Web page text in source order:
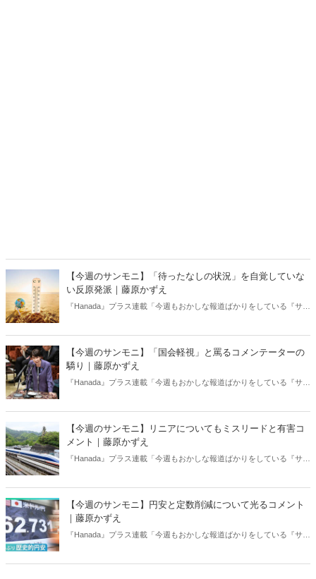
【今週のサンモニ】「待ったなしの状況」を自覚していな
い反原発派｜藤原かずえ
『Hanada』プラス連載「今週もおかしな報道ばかりをしている『サン
【今週のサンモニ】「国会軽視」と罵るコメンテーターの
驕り｜藤原かずえ
『Hanada』プラス連載「今週もおかしな報道ばかりをしている『サン
【今週のサンモニ】リニアについてもミスリードと有害コ
メント｜藤原かずえ
『Hanada』プラス連載「今週もおかしな報道ばかりをしている『サン
【今週のサンモニ】円安と定数削減について光るコメント
｜藤原かずえ
『Hanada』プラス連載「今週もおかしな報道ばかりをしている『サン